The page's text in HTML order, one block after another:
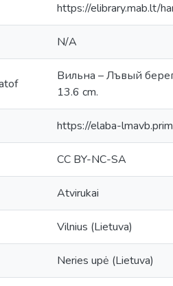
https://elibrary.mab.lt/
N/A
Вильна – Лъвый
13.6 cm.
https://elaba-
CC BY-NC-SA
Atvirukai
Vilnius (Lietuva)
Neries upė (Lietuva)